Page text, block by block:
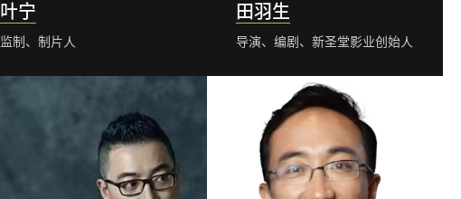
叶宁
监制、制片人
田羽生
导演、编剧、新圣堂影业创始人